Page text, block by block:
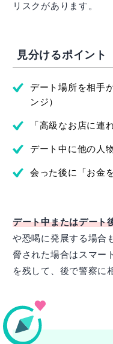
リスクがあります。
見分けるポイント
デート場所を相手
ンジ）
「高級なお店に連
デート中に他の人
会った後に「お金
デート中またはデート
や恐喝に発展する場合
脅された場合はスマー
を残して、後で警察に